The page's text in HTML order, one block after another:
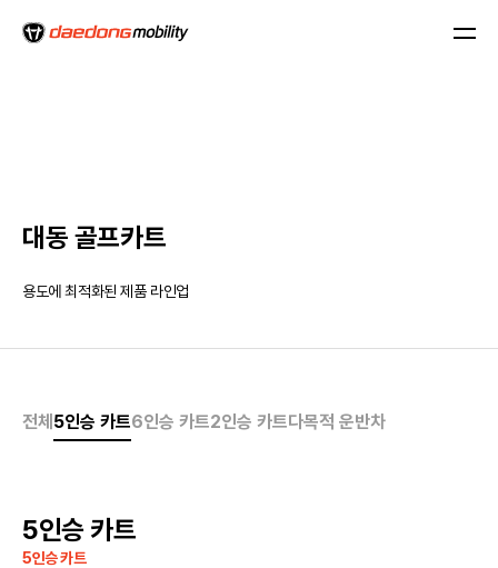
대동 골프카트
용도에 최적화된 제품 라인업
전체 5인승 카트6인승 카트2인승 카트다목적 운반차
5인승 카트
5인승 카트